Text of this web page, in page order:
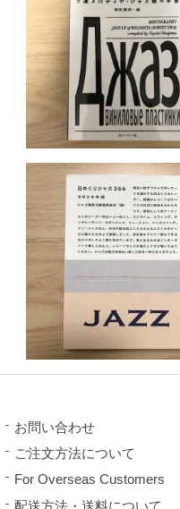
お問い合わせ
ご注文方法について
For Overseas Customers